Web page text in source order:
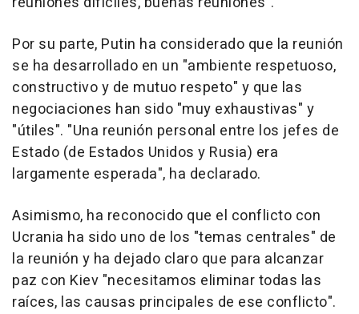
Por su parte, Putin ha considerado que la reunión
se ha desarrollado en un "ambiente respetuoso,
constructivo y de mutuo respeto" y que las
negociaciones han sido "muy exhaustivas" y
"útiles". "Una reunión personal entre los jefes de
Estado (de Estados Unidos y Rusia) era
largamente esperada", ha declarado.
Asimismo, ha reconocido que el conflicto con
Ucrania ha sido uno de los "temas centrales" de
la reunión y ha dejado claro que para alcanzar
paz con Kiev "necesitamos eliminar todas las
raíces, las causas principales de ese conflicto".